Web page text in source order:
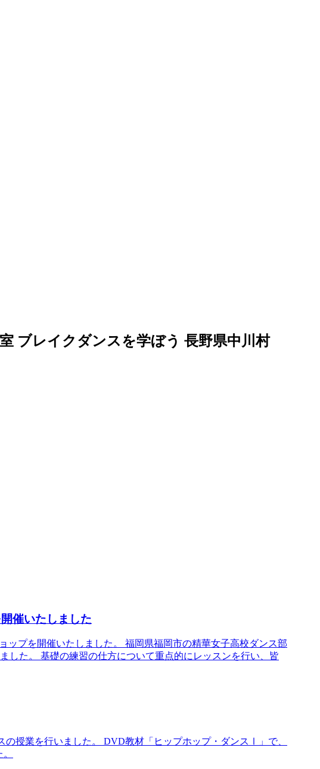
ブレイクダンスを学ぼう 長野県中川村
催いたしました
プを開催いたしました。 福岡県福岡市の精華女子高校ダンス部
した。 基礎の練習の仕方について重点的にレッスンを行い、皆
の授業を行いました。 DVD教材「ヒップホップ・ダンスⅠ」で、